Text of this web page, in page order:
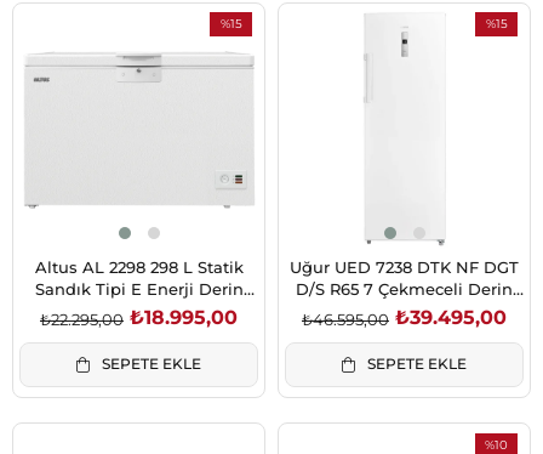
%15
İndirim
%15İndirim
Altus AL 2298 298 L Statik
Sandık Tipi E Enerji Derin
Dondurucu
₺18.995,00
₺22.295,00
SEPETE EKLE
%15
Uğur UED 7238 DTK NF DGT
D/S R65 7 Çekmeceli Derin
Dondurucu
₺39.495,00
₺46.595,00
SEPETE EKLE
%10